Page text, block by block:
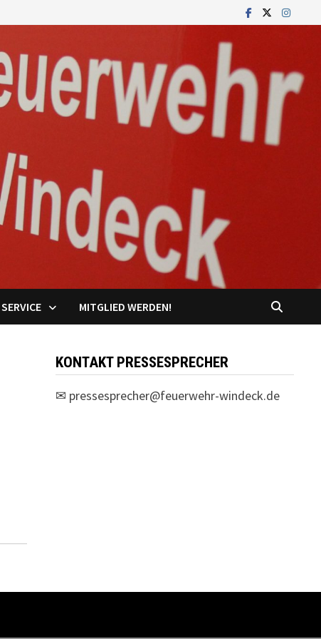
SERVICE MITGLIED WERDEN!
KONTAKT PRESSESPRECHER
✉ pressesprecher@feuerwehr-windeck.de